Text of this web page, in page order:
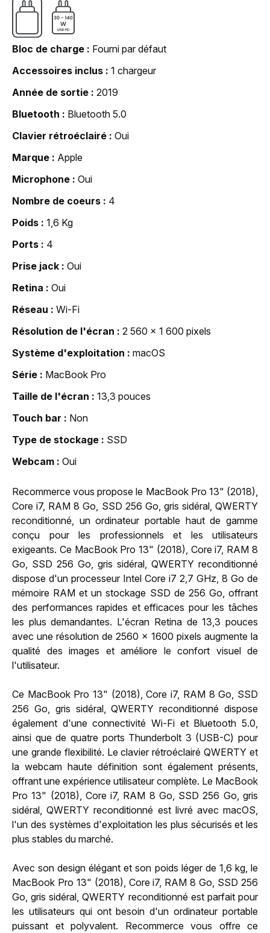
Bloc de charge
Fourni par défaut
Accessoires inclus
1 chargeur
Année de sortie
2019
Bluetooth
Bluetooth 5.0
Clavier rétroéclairé
Oui
Marque
Apple
Microphone
Oui
Nombre de coeurs
4
Poids
1,6 Kg
Ports
4
Prise jack
Oui
Retina
Oui
Réseau
Wi-Fi
Résolution de l'écran
2 560 x 1 600 pixels
Système d'exploitation
macOS
Série
MacBook Pro
Taille de l'écran
13,3 pouces
Touch bar
Non
Type de stockage
SSD
Webcam
Oui
Recommerce vous propose le MacBook Pro 13" (2018),
Core i7, RAM 8 Go, SSD 256 Go, gris sidéral, QWERTY
reconditionné, un ordinateur portable haut de gamme
conçu pour les professionnels et les utilisateurs
exigeants. Ce MacBook Pro 13" (2018), Core i7, RAM 8
Go, SSD 256 Go, gris sidéral, QWERTY reconditionné
dispose d'un processeur Intel Core i7 2,7 GHz, 8 Go de
mémoire RAM et un stockage SSD de 256 Go, offrant
des performances rapides et efficaces pour les tâches
les plus demandantes. L'écran Retina de 13,3 pouces
avec une résolution de 2560 x 1600 pixels augmente la
qualité des images et améliore le confort visuel de
l'utilisateur.
Ce MacBook Pro 13" (2018), Core i7, RAM 8 Go, SSD
256 Go, gris sidéral, QWERTY reconditionné dispose
également d'une connectivité Wi-Fi et Bluetooth 5.0,
ainsi que de quatre ports Thunderbolt 3 (USB-C) pour
une grande flexibilité. Le clavier rétroéclairé QWERTY et
la webcam haute définition sont également présents,
offrant une expérience utilisateur complète. Le MacBook
Pro 13" (2018), Core i7, RAM 8 Go, SSD 256 Go, gris
sidéral, QWERTY reconditionné est livré avec macOS,
l'un des systèmes d'exploitation les plus sécurisés et les
plus stables du marché.
Avec son design élégant et son poids léger de 1,6 kg, le
MacBook Pro 13" (2018), Core i7, RAM 8 Go, SSD 256
Go, gris sidéral, QWERTY reconditionné est parfait pour
les utilisateurs qui ont besoin d'un ordinateur portable
puissant et polyvalent. Recommerce vous offre ce